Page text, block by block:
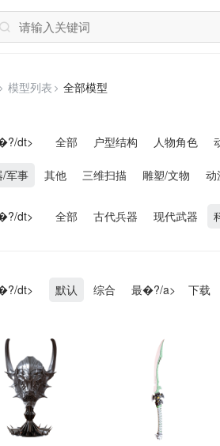
模型列表 全部模型
dt> 全部 户型结构 人物角色
/军事 其他 三维扫描 雕塑/文物 动
dt> 全部 古代兵器 现代武器
dt> 默认 综合 最�?/a> 下载